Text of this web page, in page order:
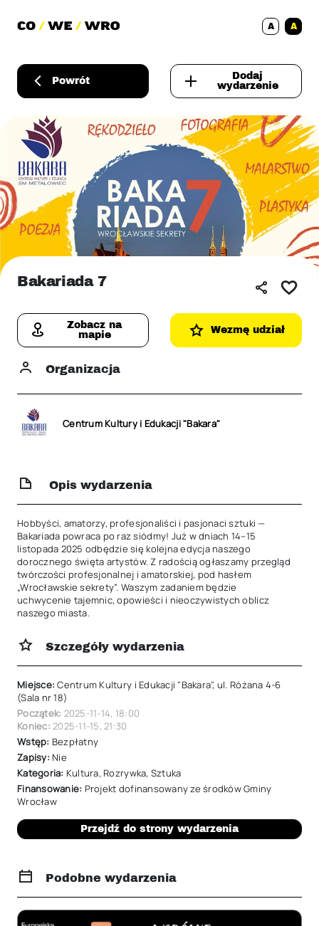
A A
Powrót
Dodaj
wydarzenie
Bakariada 7
Zobacz na
mapie
Wezmę udział
Organizacja
Centrum Kultury i Edukacji "Bakara"
Opis wydarzenia
Hobbyści, amatorzy, profesjonaliści i pasjonaci sztuki —
Bakariada powraca po raz siódmy! Już w dniach 14–15
listopada 2025 odbędzie się kolejna edycja naszego
dorocznego święta artystów. Z radością ogłaszamy przegląd
twórczości profesjonalnej i amatorskiej, pod hasłem
„Wrocławskie sekrety”. Waszym zadaniem będzie
uchwycenie tajemnic, opowieści i nieoczywistych oblicz
naszego miasta.
Szczegóły wydarzenia
Miejsce:Centrum Kultury i Edukacji "Bakara", ul. Różana 4-6
(Sala nr 18)
Początek: 2025-11-14, 18:00
Koniec:2025-11-15,21:30
Wstęp: Bezpłatny
Zapisy: Nie
Kategoria: Kultura, Rozrywka, Sztuka
Finansowanie: Projekt dofinansowany ze środków Gminy
Wrocław
Przejdź do strony wydarzenia
Podobne wydarzenia